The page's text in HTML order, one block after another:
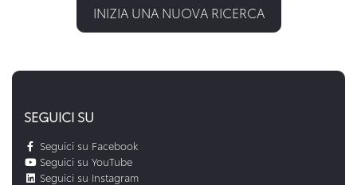
INIZIA UNA NUOVA RICERCA
SEGUICI SU
Seguici su Facebook
Seguici su YouTube
Seguici su Instagram